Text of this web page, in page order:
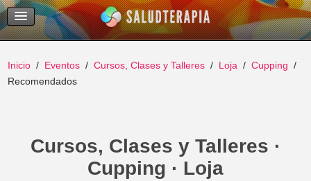
Temas Recientes
Buscar
Inicio Eventos Cursos, Clases y Talleres Loja
Cupping
Recomendados
Cursos, Clases y Talleres ·
Cupping · Loja